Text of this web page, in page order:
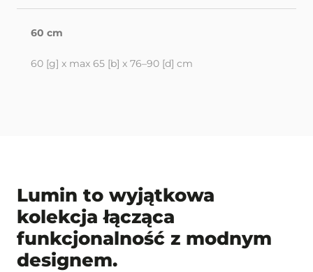
60 cm
60 [g] x max 65 [b] x 76–90 [d] cm
Lumin to wyjątkowa
kolekcja łącząca
funkcjonalność z modnym
designem.